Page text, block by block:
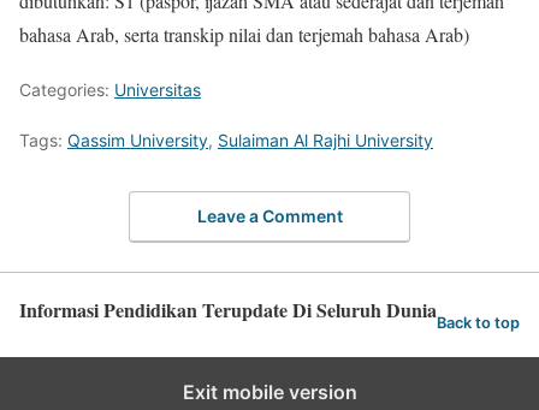
bahasa Arab, serta transkip nilai dan terjemah bahasa Arab)
Categories: Universitas
Tags: Qassim University, Sulaiman Al Rajhi University
Leave a Comment
Informasi Pendidikan Terupdate Di Seluruh DuniaBack to top
Exit mobile version